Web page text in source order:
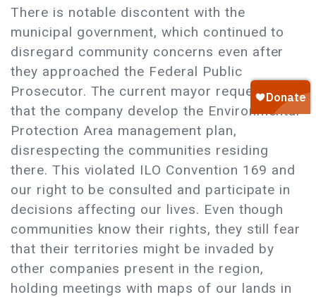
There is notable discontent with the
municipal government, which continued to
disregard community concerns even after
they approached the Federal Public
Prosecutor. The current mayor requested
that the company develop the Environmental
Protection Area management plan,
disrespecting the communities residing
there. This violated ILO Convention 169 and
our right to be consulted and participate in
decisions affecting our lives. Even though
communities know their rights, they still fear
that their territories might be invaded by
other companies present in the region,
holding meetings with maps of our lands in